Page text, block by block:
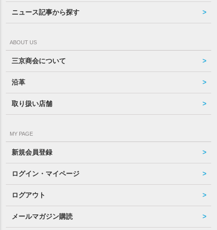
ニュース記事から探す
ABOUT US
三京商会について
沿革
取り扱い店舗
MY PAGE
新規会員登録
ログイン・マイページ
ログアウト
メールマガジン購読